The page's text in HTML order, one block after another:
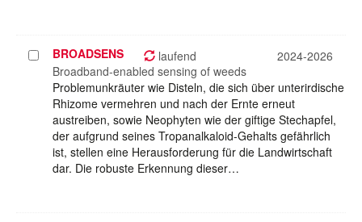
Projekt
auswählen
BROADSENS laufend
2024-2026
Broadband-enabled sensing of weeds
Problemunkräuter wie Disteln, die sich über unterirdische
Rhizome vermehren und nach der Ernte erneut
austreiben, sowie Neophyten wie der giftige Stechapfel,
der aufgrund seines Tropanalkaloid-Gehalts gefährlich
ist, stellen eine Herausforderung für die Landwirtschaft
dar. Die robuste Erkennung dieser…